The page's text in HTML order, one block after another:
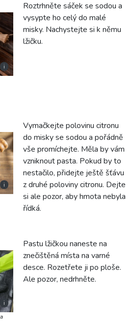
i
Roztrhněte sáček se sodou a
vysypte ho celý do malé
misky. Nachystejte si k němu
lžičku.
i
Vymačkejte polovinu citronu
do misky se sodou a pořádně
vše promíchejte. Měla by vám
vzniknout pasta. Pokud by to
nestačilo, přidejte ještě šťávu
z druhé poloviny citronu. Dejte
si ale pozor, aby hmota nebyla
řídká.
i
Pastu lžičkou naneste na
znečištěná místa na varné
desce. Rozetřete ji po ploše.
Ale pozor, nedrhněte.